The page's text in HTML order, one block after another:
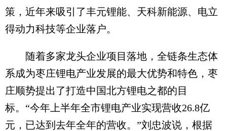
策，近年来吸引了丰元锂能、天科新能源、电立
得动力科技等企业落户。
随着多家龙头企业项目落地，全链条生态体
系成为枣庄锂电产业发展的最大优势和特色，枣
庄顺势提出了打造中国北方锂电之都的目
标。“今年上半年全市锂电产业实现营收26.8亿
元，已达到去年全年的营收。”刘忠波说，根据